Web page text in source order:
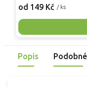
od 149 Kč / ks
Pevné vzpřímené
Mrazuvzdornost do
skvělou volbu pro
Popis